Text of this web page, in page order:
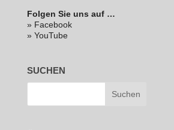
Folgen Sie uns auf …
» Facebook
» YouTube
SUCHEN